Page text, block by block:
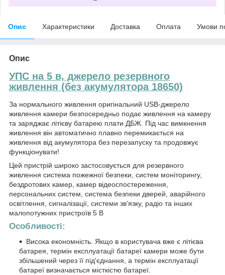
Опис Характеристики Доставка Оплата Умови
Опис
УПС на 5 в, джерело резервного
живлення (без акумулятора 18650)
За нормального живлення оригінальний USB-джерело
живлення камери безпосередньо подає живлення на камеру
та заряджає літієву батарею плати ДБЖ. Під час вимкнення
живлення він автоматично плавно перемикається на
живлення від акумулятора без перезапуску та продовжує
функціонувати!
Цей пристрій широко застосовується для резервного
живлення система пожежної безпеки, систем моніторингу,
бездротових камер, камер відеоспостереження,
персональних систем, система безпеки дверей, аварійного
освітлення, сигналізації, системи зв'язку, радіо та інших
малопотужних пристроїв 5 В
Особливості:
Висока економність. Якщо в користувача вже є літієва
батарея, термін експлуатації батареї камери може бути
збільшений через її під'єднання, а термін експлуатації
батареї визначається місткістю батареї.